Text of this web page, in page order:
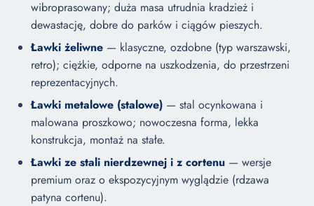
wibroprasowany; duża masa utrudnia kradzież i
dewastację, dobre do parków i ciągów pieszych.
Ławki żeliwne — klasyczne, ozdobne (typ warszawski,
retro); ciężkie, odporne na uszkodzenia, do przestrzeni
reprezentacyjnych.
Ławki metalowe (stalowe) — stal ocynkowana i
malowana proszkowo; nowoczesna forma, lekka
konstrukcja, montaż na stałe.
Ławki ze stali nierdzewnej i z cortenu — wersje
premium oraz o ekspozycyjnym wyglądzie (rdzawa
patyna cortenu).